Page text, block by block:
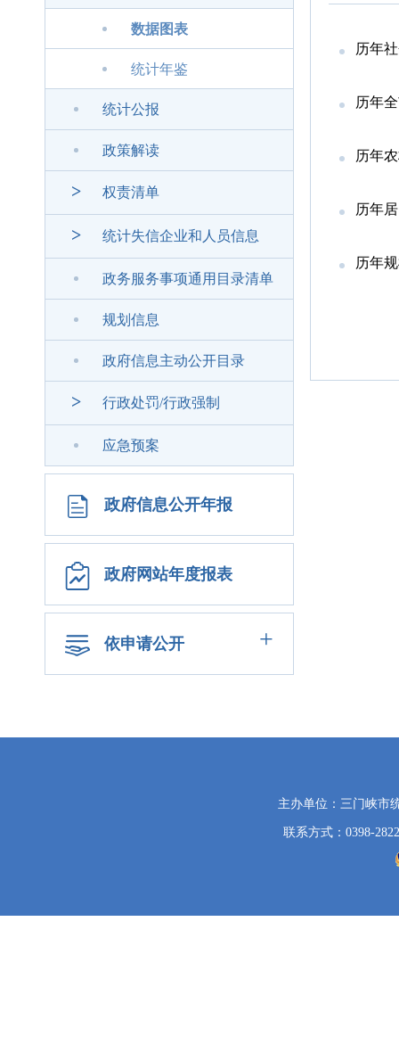
数据图表
统计年鉴
统计公报
政策解读
> 权责清单
> 统计失信企业和人员信息
政务服务事项通用目录清单
规划信息
政府信息主动公开目录
> 行政处罚/行政强制
应急预案
政府信息公开年报
政府网站年度报表
依申请公开 +
历年
历年
历年
历年
历年
主办单位：三门峡市
联系方式：0398-